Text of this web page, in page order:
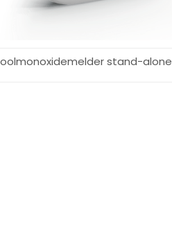
stand-alone